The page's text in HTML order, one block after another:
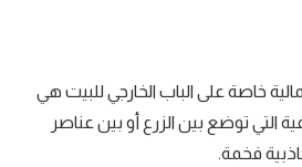
خاصة على الباب الخارجي للبيت هي
التي توضع بين الزرع أو بين عناصر
فخمة.